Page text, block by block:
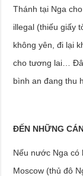
Thánh tại Nga
illegal (thiếu giấy
không yên, đi lại
cho tương lai…
bình an đang thu
ĐẾN NHỮNG
Nếu nước Nga có
Moscow (thủ đô